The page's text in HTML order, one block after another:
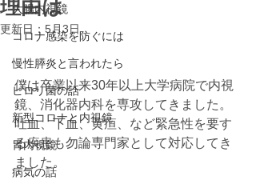
大腸内視鏡
コロナ感染を防ぐには
慢性膵炎と言われたら
ピロリ菌の話
新型コロナと内視鏡
胃内視鏡
病気の話
理由は
更新日： 5月3日
僕は卒業以来30年以上大学病院で内視
鏡、消化器内科を専攻してきました。
吐血、下血、黄疸、など緊急性を要す
る疾患も勿論専門家として対応してき
ました。